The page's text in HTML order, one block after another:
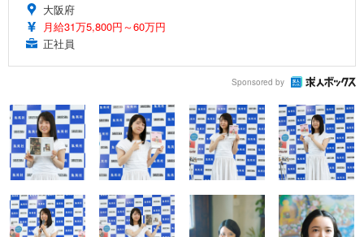
大阪府
月給31万5,800円～60万円
正社員
Sponsored by